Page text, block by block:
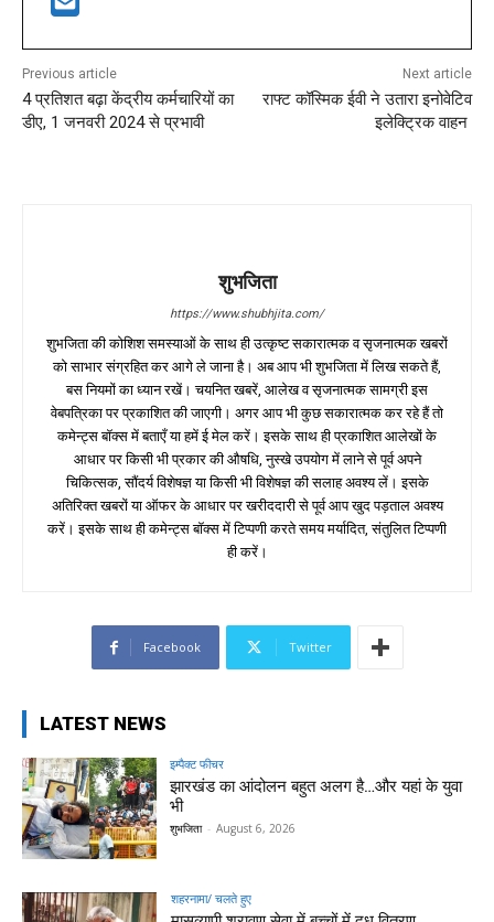
Previous article
4 प्रतिशत बढ़ा केंद्रीय कर्मचारियों का
डीए, 1 जनवरी 2024 से प्रभावी
Next article
राफ्ट कॉस्मिक ईवी ने उतारा इनोवेटिव
इलेक्ट्रिक वाहन
शुभजिता
https://www.shubhjita.com/
शुभजिता की कोशिश समस्याओं के साथ ही उत्कृष्ट सकारात्मक व सृजनात्मक खबरों
को साभार संग्रहित कर आगे ले जाना है। अब आप भी शुभजिता में लिख सकते हैं,
बस नियमों का ध्यान रखें। चयनित खबरें, आलेख व सृजनात्मक सामग्री इस
वेबपत्रिका पर प्रकाशित की जाएगी। अगर आप भी कुछ सकारात्मक कर रहे हैं तो
कमेन्ट्स बॉक्स में बताएँ या हमें ई मेल करें। इसके साथ ही प्रकाशित आलेखों के
आधार पर किसी भी प्रकार की औषधि, नुस्खे उपयोग में लाने से पूर्व अपने
चिकित्सक, सौंदर्य विशेषज्ञ या किसी भी विशेषज्ञ की सलाह अवश्य लें। इसके
अतिरिक्त खबरों या ऑफर के आधार पर खरीददारी से पूर्व आप खुद पड़ताल अवश्य
करें। इसके साथ ही कमेन्ट्स बॉक्स में टिप्पणी करते समय मर्यादित, संतुलित टिप्पणी
ही करें।
Facebook Twitter
LATEST NEWS
इम्पैक्ट फीचर
झारखंड का आंदोलन बहुत अलग है…और यहां के युवा
भी
शुभजिता - August 6, 2026
शहरनामा/ चलते हुए